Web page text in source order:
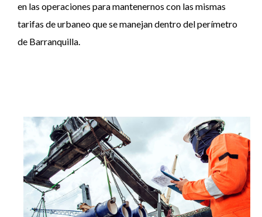
en las operaciones para mantenernos con las mismas
tarifas de urbaneo que se manejan dentro del perímetro
de Barranquilla.